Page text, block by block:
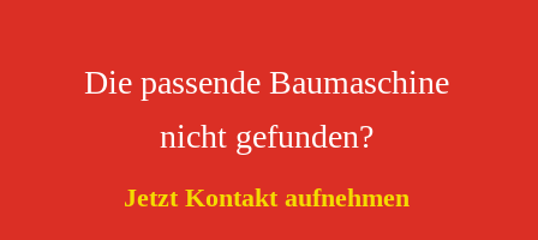
Die passende Baumaschine
nicht gefunden?
Jetzt Kontakt aufnehmen